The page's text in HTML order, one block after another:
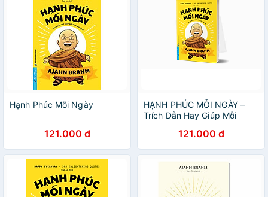
Hạnh Phúc Mỗi Ngày
121.000 đ
HẠNH PHÚC MỖI NGÀY –
Trích Dẫn Hay Giúp Mỗi
- First News121.000 đ